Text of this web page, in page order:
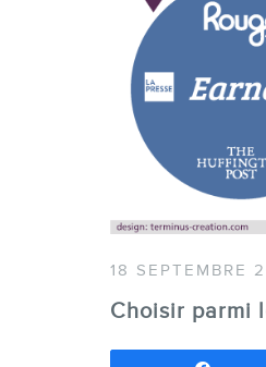
18 SEPTEMBRE
Choisir parmi